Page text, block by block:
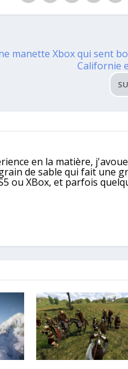
manette Xbox qui sent
Californie
en la matière,
de sable qui fait une
ou XBox, et parfois